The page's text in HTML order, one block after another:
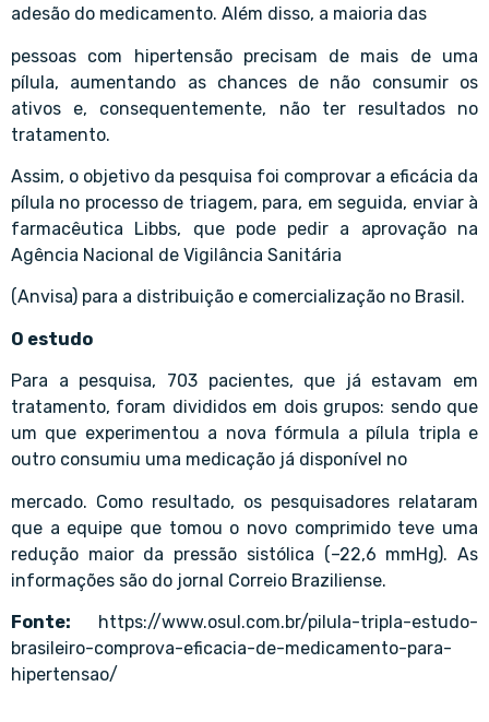
adesão do medicamento. Além disso, a maioria das
pessoas com hipertensão precisam de mais de uma
pílula, aumentando as chances de não consumir os
ativos e, consequentemente, não ter resultados no
tratamento.
Assim, o objetivo da pesquisa foi comprovar a eficácia da
pílula no processo de triagem, para, em seguida, enviar à
farmacêutica Libbs, que pode pedir a aprovação na
Agência Nacional de Vigilância Sanitária
(Anvisa) para a distribuição e comercialização no Brasil.
O estudo
Para a pesquisa, 703 pacientes, que já estavam em
tratamento, foram divididos em dois grupos: sendo que
um que experimentou a nova fórmula a pílula tripla e
outro consumiu uma medicação já disponível no
mercado. Como resultado, os pesquisadores relataram
que a equipe que tomou o novo comprimido teve uma
redução maior da pressão sistólica (–22,6 mmHg). As
informações são do jornal Correio Braziliense.
Fonte:
https://www.osul.com.br/pilula-tripla-estudo-
brasileiro-comprova-eficacia-de-medicamento-para-
hipertensao/